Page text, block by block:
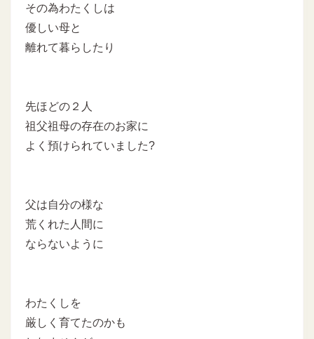
その為わたくしは
優しい母と
離れて暮らしたり
先ほどの２人
祖父祖母の存在のお家に
よく預けられていました?
父は自分の様な
荒くれた人間に
ならないように
わたくしを
厳しく育てたのかも